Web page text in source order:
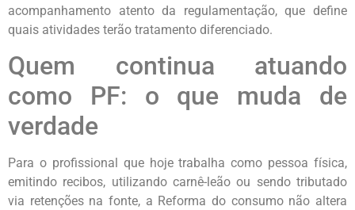
acompanhamento atento da regulamentação, que define
quais atividades terão tratamento diferenciado.
Quem continua atuando
como PF: o que muda de
verdade
Para o profissional que hoje trabalha como pessoa física,
emitindo recibos, utilizando carnê-leão ou sendo tributado
via retenções na fonte, a Reforma do consumo não altera